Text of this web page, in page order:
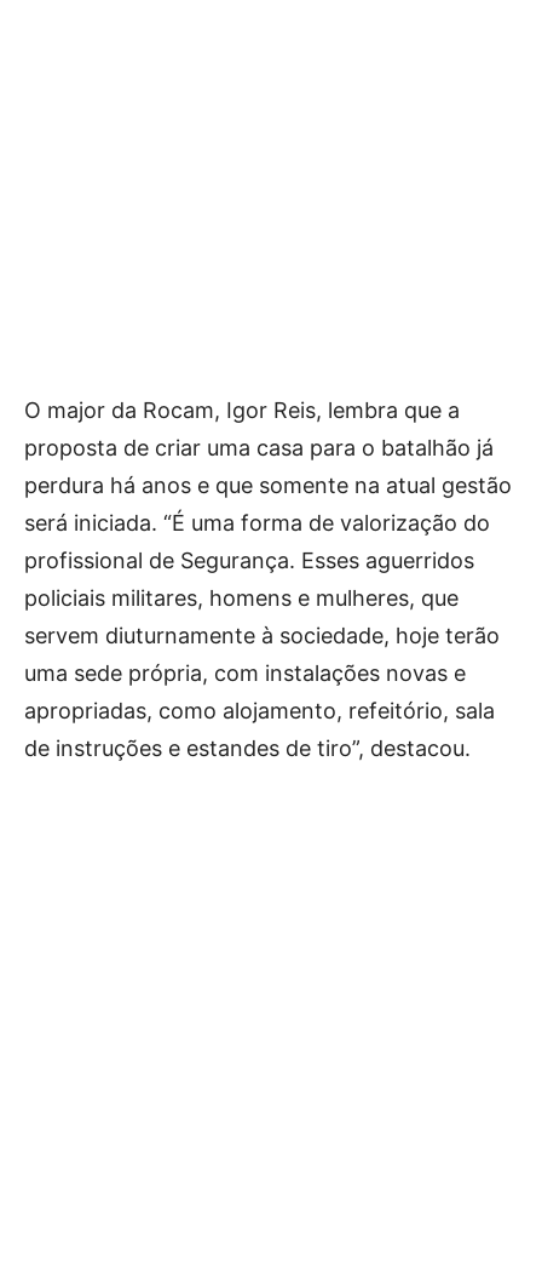
O major da Rocam, Igor Reis, lembra que a
proposta de criar uma casa para o batalhão já
perdura há anos e que somente na atual gestão
será iniciada. “É uma forma de valorização do
profissional de Segurança. Esses aguerridos
policiais militares, homens e mulheres, que
servem diuturnamente à sociedade, hoje terão
uma sede própria, com instalações novas e
apropriadas, como alojamento, refeitório, sala
de instruções e estandes de tiro”, destacou.